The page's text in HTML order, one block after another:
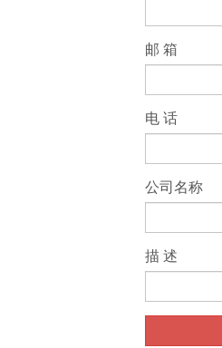
邮 箱
电 话
公司名称
描 述